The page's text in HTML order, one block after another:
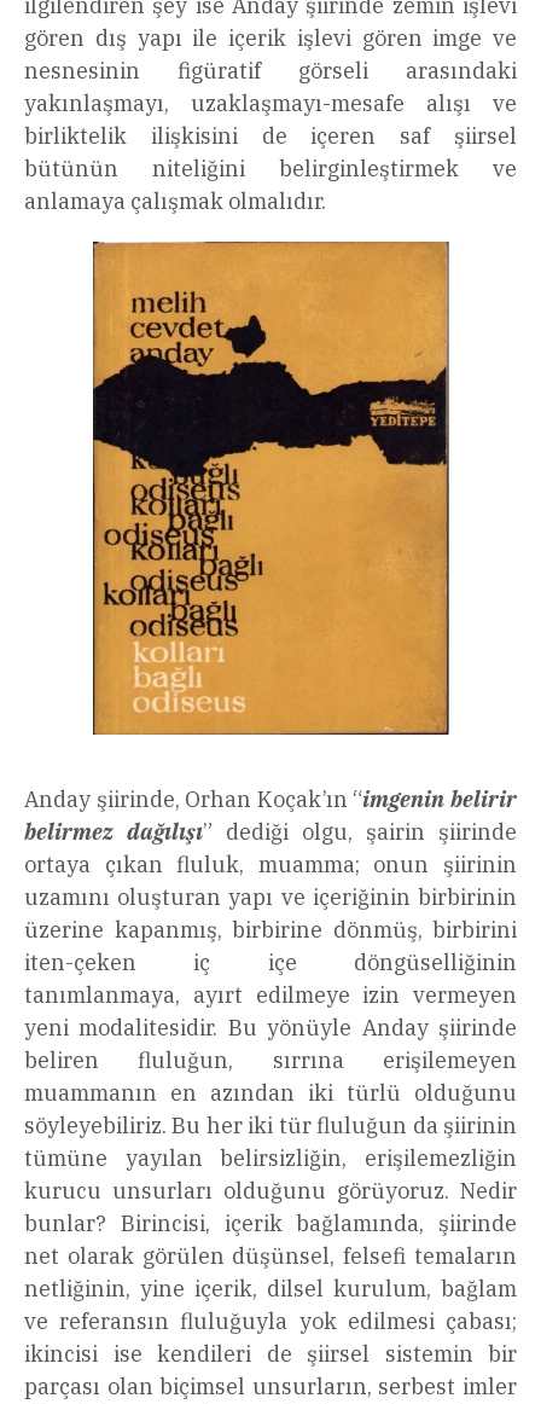
gören dış yapı ile içerik işlevi gören imge ve
nesnesinin figüratif görseli arasındaki
yakınlaşmayı, uzaklaşmayı-mesafe alışı ve
birliktelik ilişkisini de içeren saf şiirsel
bütünün niteliğini belirginleştirmek ve
anlamaya çalışmak olmalıdır.
Anday şiirinde, Orhan Koçak’ın “imgenin belirir
belirmez dağılışı” dediği olgu, şairin şiirinde
ortaya çıkan fluluk, muamma; onun şiirinin
uzamını oluşturan yapı ve içeriğinin birbirinin
üzerine kapanmış, birbirine dönmüş, birbirini
iten-çeken iç içe döngüselliğinin
tanımlanmaya, ayırt edilmeye izin vermeyen
yeni modalitesidir. Bu yönüyle Anday şiirinde
beliren fluluğun, sırrına erişilemeyen
muammanın en azından iki türlü olduğunu
söyleyebiliriz. Bu her iki tür fluluğun da şiirinin
tümüne yayılan belirsizliğin, erişilemezliğin
kurucu unsurları olduğunu görüyoruz. Nedir
bunlar? Birincisi, içerik bağlamında, şiirinde
net olarak görülen düşünsel, felsefi temaların
netliğinin, yine içerik, dilsel kurulum, bağlam
ve referansın fluluğuyla yok edilmesi çabası;
ikincisi ise kendileri de şiirsel sistemin bir
parçası olan biçimsel unsurların, serbest imler